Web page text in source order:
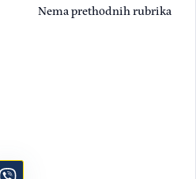
Nema prethodnih rubrika